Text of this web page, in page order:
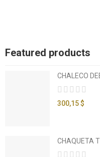
Featured products
CHALECO
300,15 $
CHAQUETA